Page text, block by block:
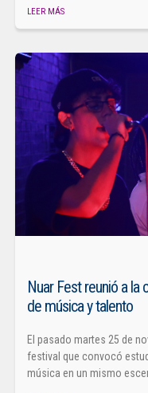
LEER MÁS
Nuar Fest reunió a la
de música y talento
El pasado martes 25 de
festival que convocó
música en un mismo